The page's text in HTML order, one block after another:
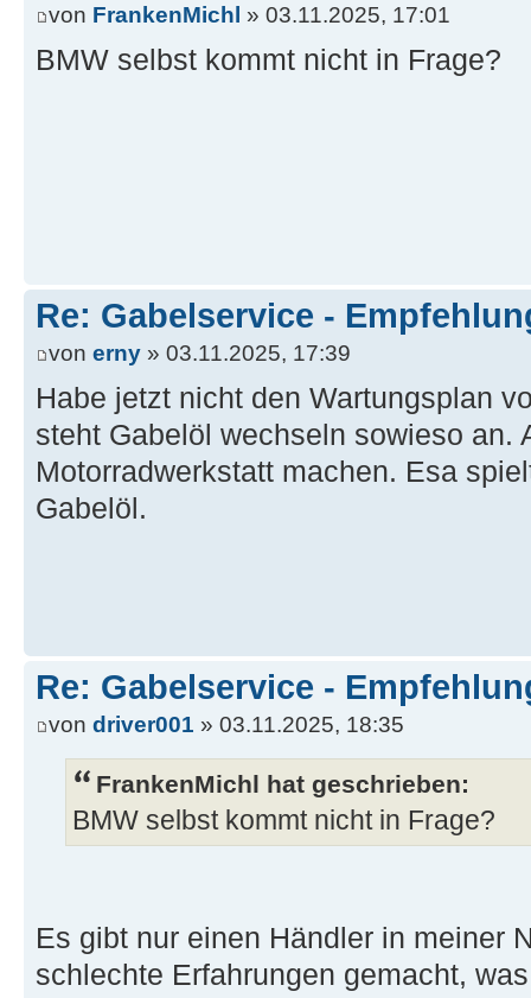
von FrankenMichl » 03.11.2025, 17:01
BMW selbst kommt nicht in Frage?
Re: Gabelservice -
von erny » 03.11.2025, 17:39
Habe jetzt nicht den Wartungsplan
steht Gabelöl wechseln sowieso an.
Motorradwerkstatt machen. Esa
Gabelöl.
Re: Gabelservice -
von driver001 » 03.11.2025, 18:35
FrankenMichl hat geschrieben:
BMW selbst kommt nicht in Frage?
Es gibt nur einen Händler in meiner
schlechte Erfahrungen gemacht,